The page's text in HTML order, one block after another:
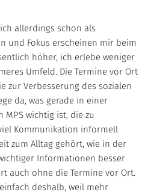
allerdings schon als
und Fokus erscheinen mir beim
höher, ich erlebe weniger
Umfeld. Die Termine vor Ort
zur Verbesserung des sozialen
da, was gerade in einer
wichtig ist, die zu
Kommunikation informell
zum Alltag gehört, wie in der
Informationen besser
auch ohne die Termine vor Ort.
deshalb, weil mehr